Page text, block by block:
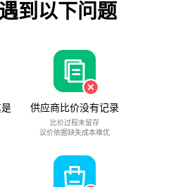
到以下问题
供应商比价没有记录
比价过程未留存
议价依据缺失成本难优